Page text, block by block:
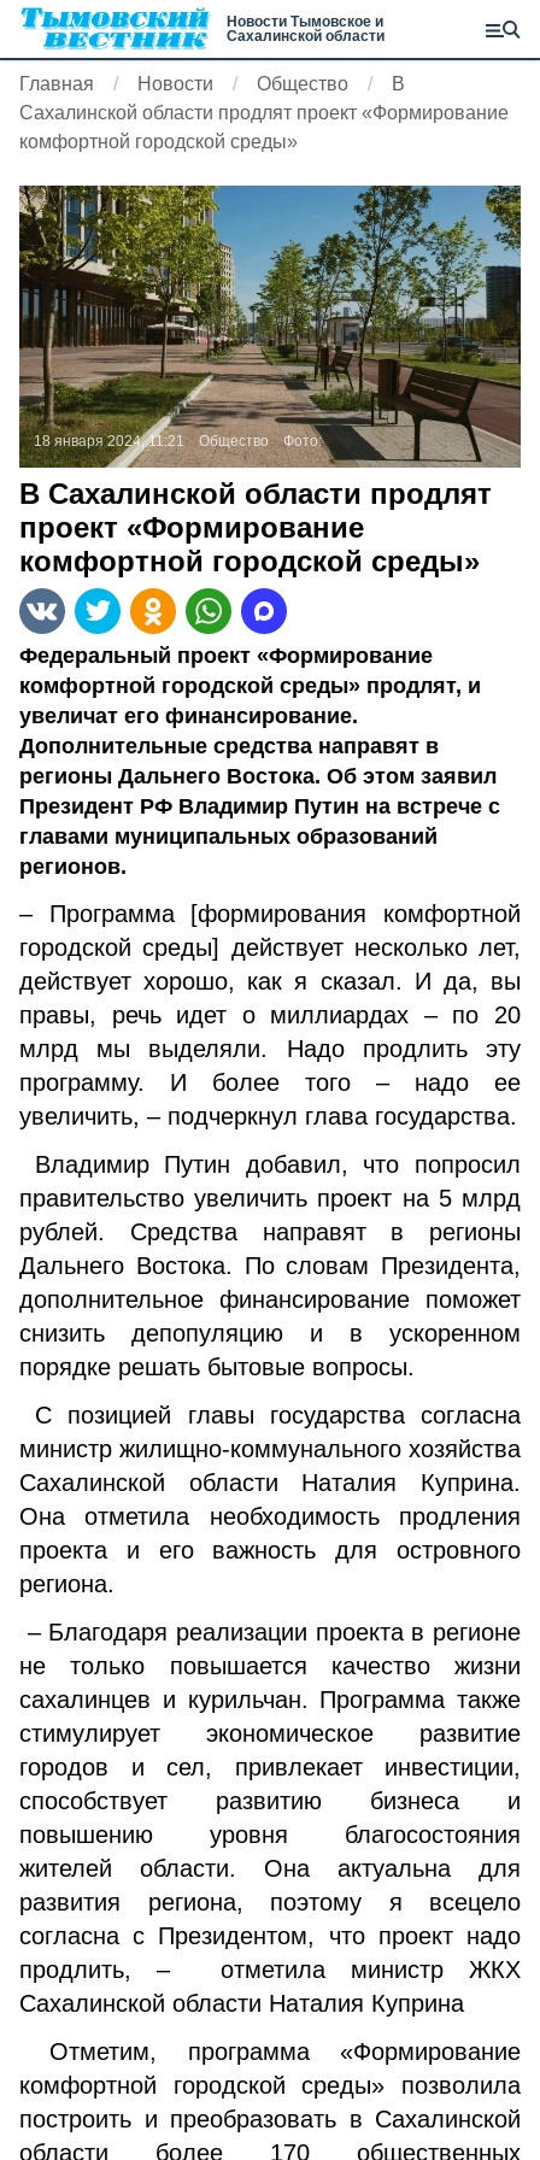
Новости Тымовское и
Сахалинской области
Главная Новости Общество
В
Сахалинской области продлят проект «Формирование
комфортной городской среды»
18 января 2024, 11:21 Общество Фото:
В Сахалинской области продлят
проект «Формирование
комфортной городской среды»
Федеральный проект «Формирование
комфортной городской среды» продлят, и
увеличат его финансирование.
Дополнительные средства направят в
регионы Дальнего Востока. Об этом заявил
Президент РФ Владимир Путин на встрече с
главами муниципальных образований
регионов.
– Программа [формирования комфортной
городской среды] действует несколько лет,
действует хорошо, как я сказал. И да, вы
правы, речь идет о миллиардах – по 20
млрд мы выделяли. Надо продлить эту
программу. И более того – надо ее
увеличить, – подчеркнул глава государства.
Владимир Путин добавил, что попросил
правительство увеличить проект на 5 млрд
рублей. Средства направят в регионы
Дальнего Востока. По словам Президента,
дополнительное финансирование поможет
снизить депопуляцию и в ускоренном
порядке решать бытовые вопросы.
С позицией главы государства согласна
министр жилищно-коммунального хозяйства
Сахалинской области Наталия Куприна.
Она отметила необходимость продления
проекта и его важность для островного
региона.
– Благодаря реализации проекта в регионе
не только повышается качество жизни
сахалинцев и курильчан. Программа также
стимулирует экономическое развитие
городов и сел, привлекает инвестиции,
способствует развитию бизнеса и
повышению уровня благосостояния
жителей области. Она актуальна для
развития региона, поэтому я всецело
согласна с Президентом, что проект надо
продлить, – отметила министр ЖКХ
Сахалинской области Наталия Куприна
Отметим, программа «Формирование
комфортной городской среды» позволила
построить и преобразовать в Сахалинской
области более 170 общественных